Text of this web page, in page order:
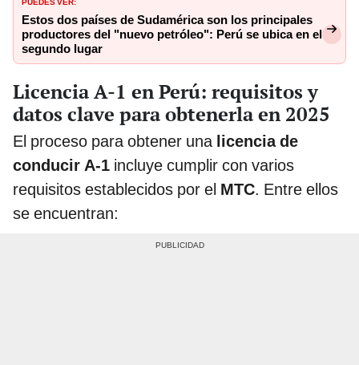
Estos dos países de Sudamérica son los principales
productores del "nuevo petróleo": Perú se ubica en el
segundo lugar
Licencia A-1 en Perú: requisitos y
datos clave para obtenerla en 2025
El proceso para obtener una licencia de
conducir A-1 incluye cumplir con varios
requisitos establecidos por el MTC. Entre ellos
se encuentran: